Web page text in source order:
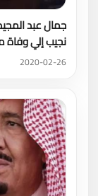
جمال عبد
نجيب إلي وفاة
2020-02-26